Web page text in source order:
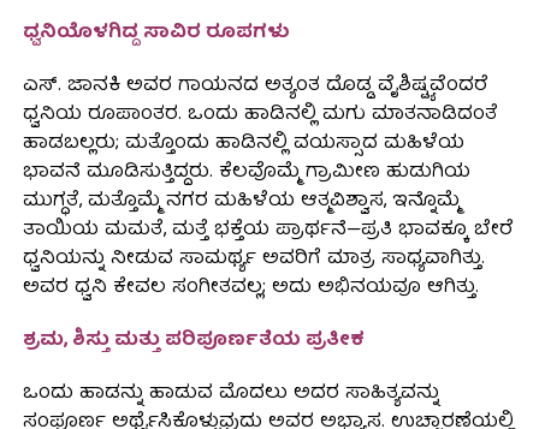
ಧ್ವನಿಯೊಳಗಿದ್ದ ಸಾವಿರ ರೂಪಗಳು
ಎಸ್. ಜಾನಕಿ ಅವರ ಗಾಯನದ ಅತ್ಯಂತ ದೊಡ್ಡ ವೈಶಿಷ್ಟ್ಯವೆಂದರೆ
ಧ್ವನಿಯ ರೂಪಾಂತರ. ಒಂದು ಹಾಡಿನಲ್ಲಿ ಮಗು ಮಾತನಾಡಿದಂತೆ
ಹಾಡಬಲ್ಲರು; ಮತ್ತೊಂದು ಹಾಡಿನಲ್ಲಿ ವಯಸ್ಸಾದ ಮಹಿಳೆಯ
ಭಾವನೆ ಮೂಡಿಸುತ್ತಿದ್ದರು. ಕೆಲವೊಮ್ಮೆ ಗ್ರಾಮೀಣ ಹುಡುಗಿಯ
ಮುಗ್ಧತೆ, ಮತ್ತೊಮ್ಮೆ ನಗರ ಮಹಿಳೆಯ ಆತ್ಮವಿಶ್ವಾಸ, ಇನ್ನೊಮ್ಮೆ
ತಾಯಿಯ ಮಮತೆ, ಮತ್ತೆ ಭಕ್ತೆಯ ಪ್ರಾರ್ಥನೆ—ಪ್ರತಿ ಭಾವಕ್ಕೂ ಬೇರೆ
ಧ್ವನಿಯನ್ನು ನೀಡುವ ಸಾಮರ್ಥ್ಯ ಅವರಿಗೆ ಮಾತ್ರ ಸಾಧ್ಯವಾಗಿತ್ತು.
ಅವರ ಧ್ವನಿ ಕೇವಲ ಸಂಗೀತವಲ್ಲ; ಅದು ಅಭಿನಯವೂ ಆಗಿತ್ತು.
ಶ್ರಮ, ಶಿಸ್ತು ಮತ್ತು ಪರಿಪೂರ್ಣತೆಯ ಪ್ರತೀಕ
ಒಂದು ಹಾಡನ್ನು ಹಾಡುವ ಮೊದಲು ಅದರ ಸಾಹಿತ್ಯವನ್ನು